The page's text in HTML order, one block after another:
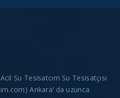
Su Tesisatcım Su Tesisatçısı
Ankara’ da uzunca